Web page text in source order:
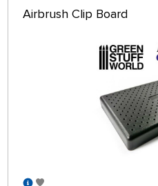
Airbrush Clip Board